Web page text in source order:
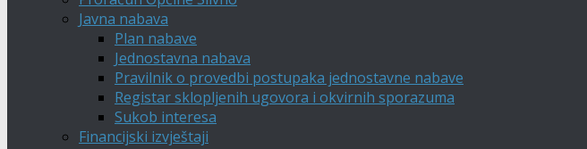
Javna nabava
Plan nabave
Jednostavna nabava
Pravilnik o provedbi postupaka jednostavne nabave
Registar sklopljenih ugovora i okvirnih sporazuma
Sukob interesa
Financijski izvještaji